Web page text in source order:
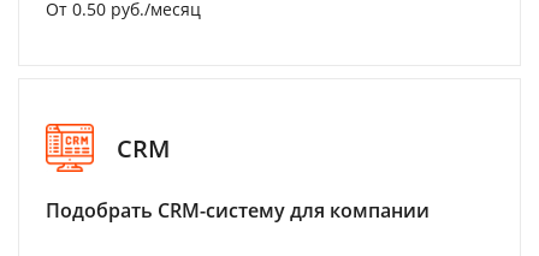
От 0.50 руб./месяц
CRM
Подобрать CRM-систему для компании